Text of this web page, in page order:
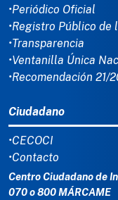
•Periódico Oficial
•Registro Público de
•Transparencia
•Ventanilla Única
•Recomendación 21/
Ciudadano
•CECOCI
•Contacto
Centro Ciudadano de
070 o 800 MÁRCAME